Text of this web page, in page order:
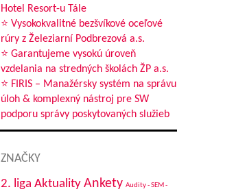
Hotel Resort-u Tále
⭐ Vysokokvalitné bezšvíkové oceľové
rúry z Železiarní Podbrezová a.s.
⭐ Garantujeme vysokú úroveň
vzdelania na stredných školách ŽP a.s.
⭐ FIRIS – Manažérsky systém na správu
úloh & komplexný nástroj pre SW
podporu správy poskytovaných služieb
ZNAČKY
2. liga Aktuality Ankety Audity - SEM -